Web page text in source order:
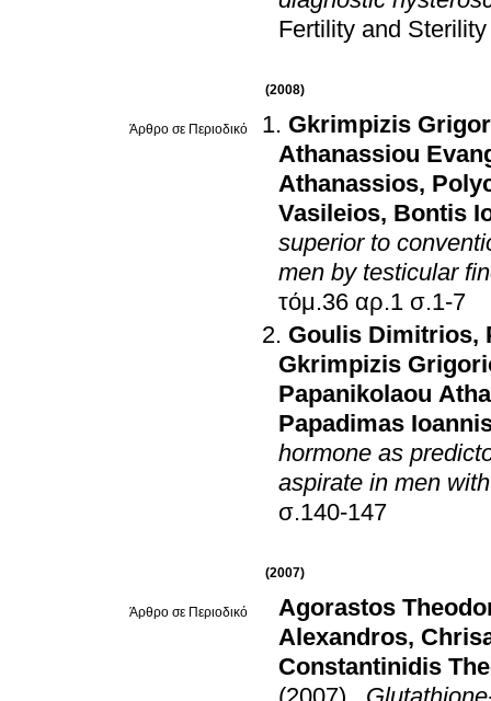
Fertility and Sterility
(2008)
Άρθρο σε Περιοδικό
Gkrimpizis
Athanassiou
Athanassios,
Vasileios, Bontis
superior to
men by testicular
τόμ.36 αρ.1 σ.1-7
Goulis Dimitrios,
Gkrimpizis
Papanikolaou
Papadimas
hormone as
aspirate in men
σ.140-147
(2007)
Άρθρο σε Περιοδικό
Agorastos
Alexandros,
Constantinidis